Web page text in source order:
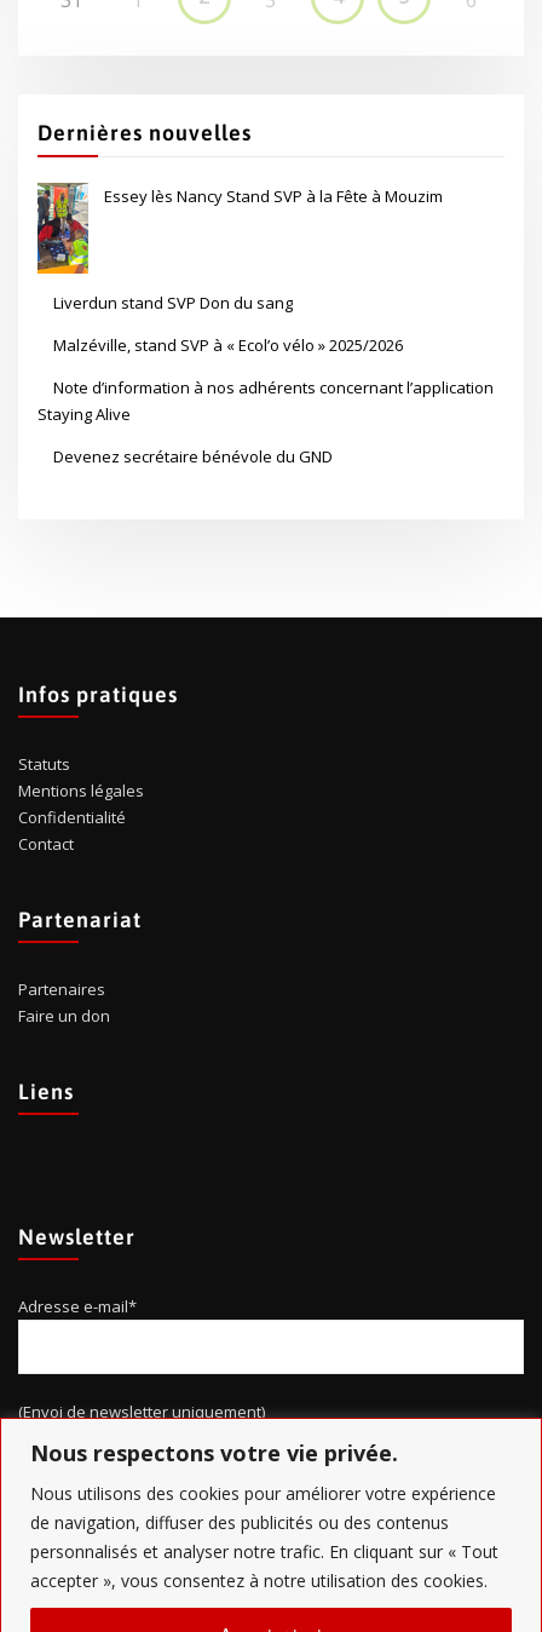
Nous respectons votre vie privée.
Nous utilisons des cookies pour améliorer votre expérience
de navigation, diffuser des publicités ou des contenus
personnalisés et analyser notre trafic. En cliquant sur « Tout
accepter », vous consentez à notre utilisation des cookies.
Dernières nouvelles
Essey lès Nancy Stand SVP à la Fête à Mouzim
Liverdun stand SVP Don du sang
Malzéville, stand SVP à « Ecol’o vélo » 2025/2026
Note d’information à nos adhérents concernant l’application
Staying Alive
Devenez secrétaire bénévole du GND
Infos pratiques
Statuts
Mentions légales
Confidentialité
Contact
Partenariat
Partenaires
Faire un don
Liens
Newsletter
Adresse e-mail*
(Envoi de newsletter uniquement)